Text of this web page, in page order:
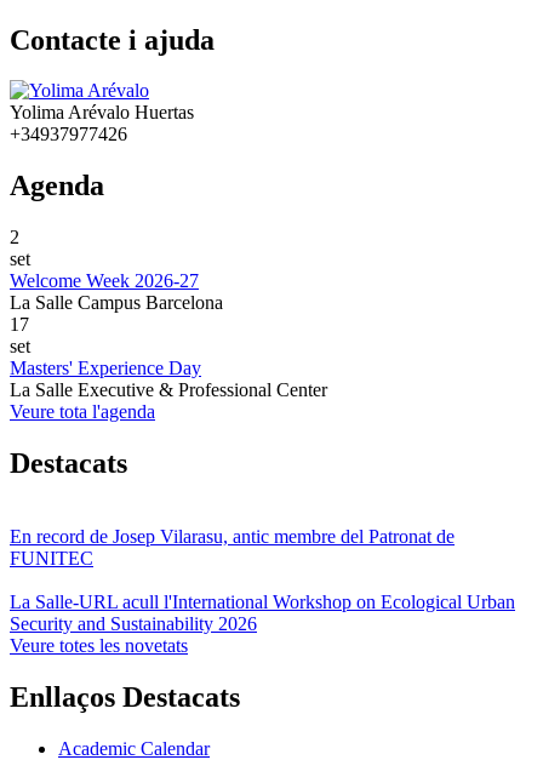
Contacte i ajuda
Yolima Arévalo Huertas
+34937977426
Agenda
2
set
Welcome Week 2026-27
La Salle Campus Barcelona
17
set
Masters' Experience Day
La Salle Executive & Professional Center
Veure tota l'agenda
Destacats
En record de Josep Vilarasu, antic membre del Patronat de
FUNITEC
La Salle-URL acull l'International Workshop on Ecological Urban
Security and Sustainability 2026
Veure totes les novetats
Enllaços Destacats
Academic Calendar